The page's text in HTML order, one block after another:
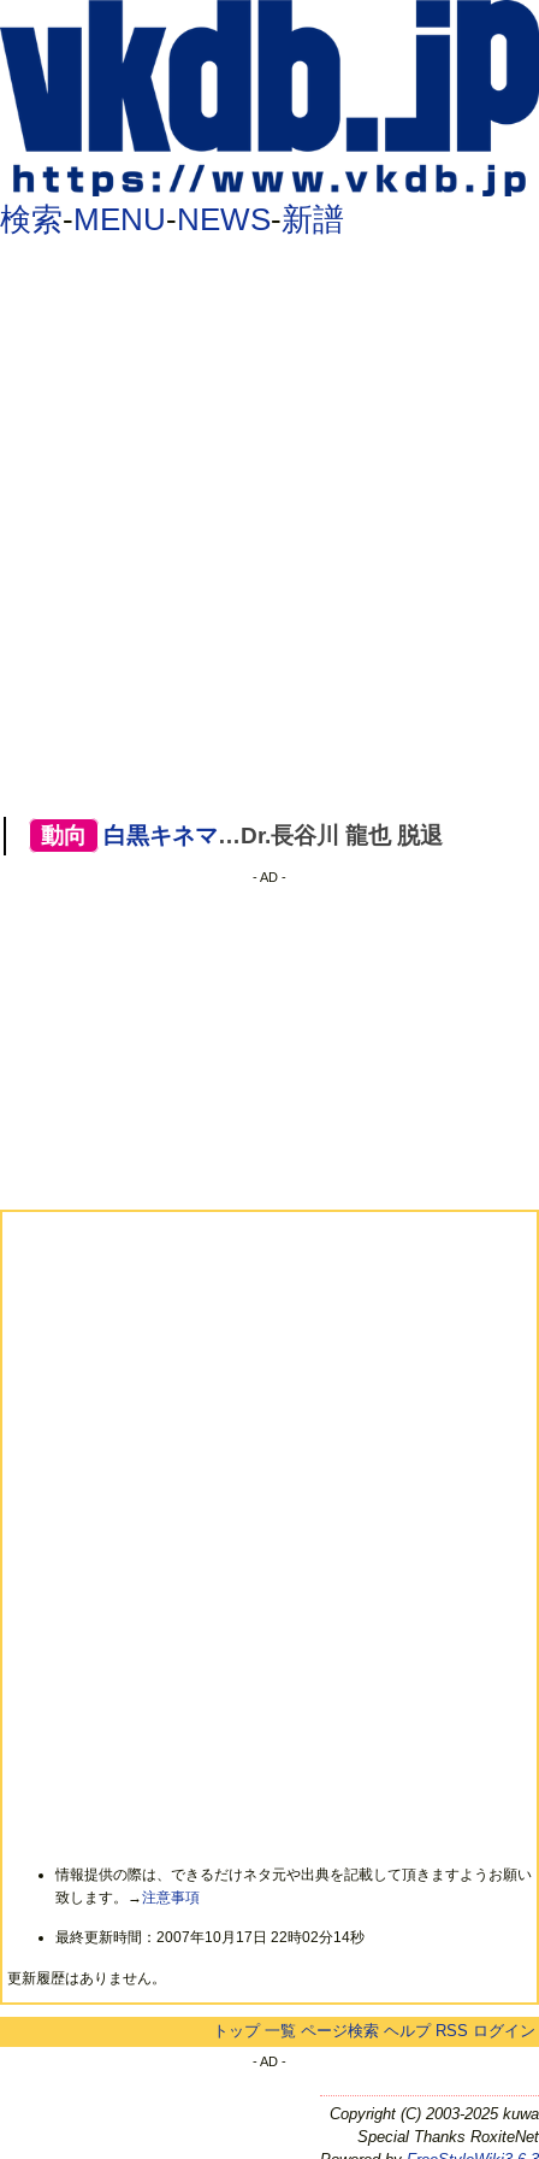
検索-MENU-NEWS-新譜
動向 白黒キネマ…Dr.長谷川 龍也 脱退
- AD -
情報提供の際は、できるだけネタ元や出典を記載して頂きますようお願い
致します。→注意事項
最終更新時間：2007年10月17日 22時02分14秒
更新履歴はありません。
トップ 一覧 ページ検索 ヘルプ RSS ログイン
- AD -
Copyright (C) 2003-2025 kuwa
Special Thanks RoxiteNet